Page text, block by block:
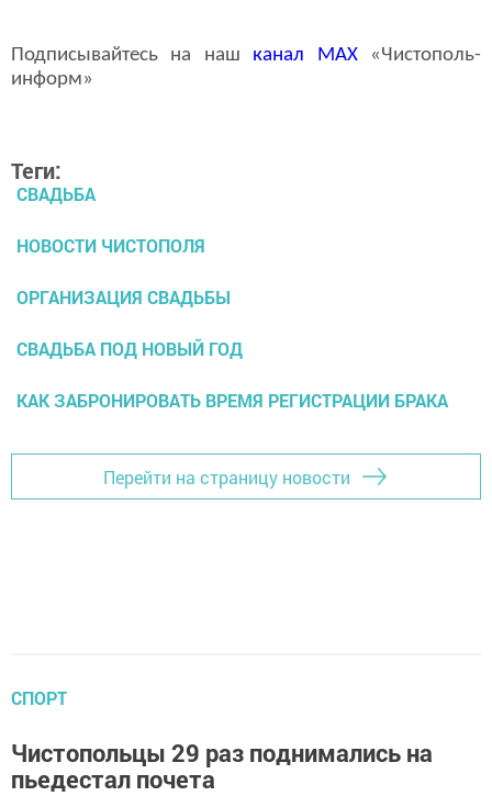
Подписывайтесь на наш канал MAX«Чистополь-
информ»
Теги:
СВАДЬБА
НОВОСТИ ЧИСТОПОЛЯ
ОРГАНИЗАЦИЯ СВАДЬБЫ
СВАДЬБА ПОД НОВЫЙ ГОД
КАК ЗАБРОНИРОВАТЬ ВРЕМЯ РЕГИСТРАЦИИ БРАКА
Перейти на страницу новости
СПОРТ
Чистопольцы 29 раз поднимались на
пьедестал почета